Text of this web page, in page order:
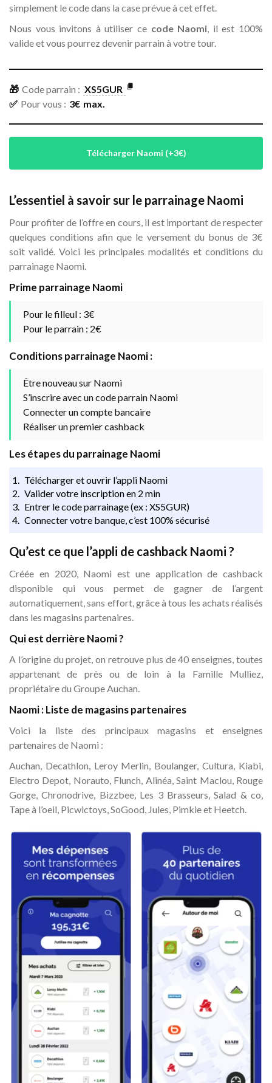
simplement le code dans la case prévue à cet effet.
Nous vous invitons à utiliser ce code Naomi, il est 100%
valide et vous pourrez devenir parrain à votre tour.
🎁 Code parrain : XS5GUR
✅ Pour vous : 3€ max.
Télécharger Naomi (+3€)
L’essentiel à savoir sur le parrainage Naomi
Pour profiter de l’offre en cours, il est important de respecter
quelques conditions afin que le versement du bonus de 3€
soit validé. Voici les principales modalités et conditions du
parrainage Naomi.
Prime parrainage Naomi
Pour le filleul : 3€
Pour le parrain : 2€
Conditions parrainage Naomi :
Être nouveau sur Naomi
S’inscrire avec un code parrain Naomi
Connecter un compte bancaire
Réaliser un premier cashback
Les étapes du parrainage Naomi
Télécharger et ouvrir l’appli Naomi
Valider votre inscription en 2 min
Entrer le code parrainage (ex : XS5GUR)
Connecter votre banque, c’est 100% sécurisé
Qu’est ce que l’appli de cashback Naomi ?
Créée en 2020, Naomi est une application de cashback
disponible qui vous permet de gagner de l’argent
automatiquement, sans effort, grâce à tous les achats réalisés
dans les magasins partenaires.
Qui est derrière Naomi ?
A l’origine du projet, on retrouve plus de 40 enseignes, toutes
appartenant de près ou de loin à la Famille Mulliez,
propriétaire du Groupe Auchan.
Naomi : Liste de magasins partenaires
Voici la liste des principaux magasins et enseignes
partenaires de Naomi :
Auchan, Decathlon, Leroy Merlin, Boulanger, Cultura, Kiabi,
Electro Depot, Norauto, Flunch, Alinéa, Saint Maclou, Rouge
Gorge, Chronodrive, Bizzbee, Les 3 Brasseurs, Salad & co,
Tape à l’oeil, Picwictoys, SoGood, Jules, Pimkie et Heetch.